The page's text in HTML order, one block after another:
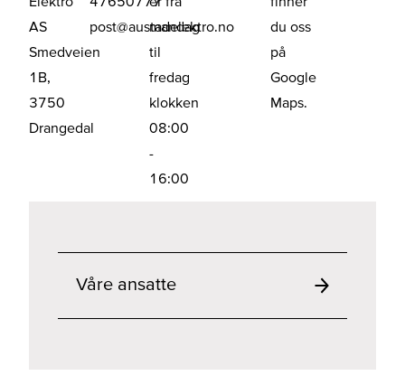
AS
Smedveien
1B,
3750
Drangedal
post@austadelektro.no
mandag
til
fredag
klokken
08:00
-
16:00
du oss
på
Google
Maps.
Våre ansatte